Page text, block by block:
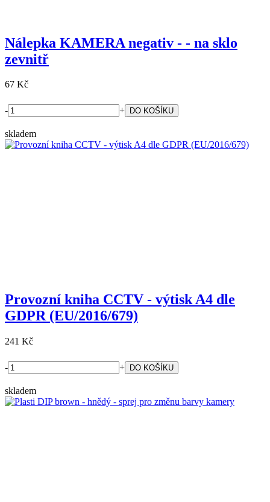
Nálepka KAMERA negativ - - na sklo
zevnitř
67 Kč
- +
skladem
Provozní kniha CCTV - výtisk A4 dle
GDPR (EU/2016/679)
241 Kč
- +
skladem